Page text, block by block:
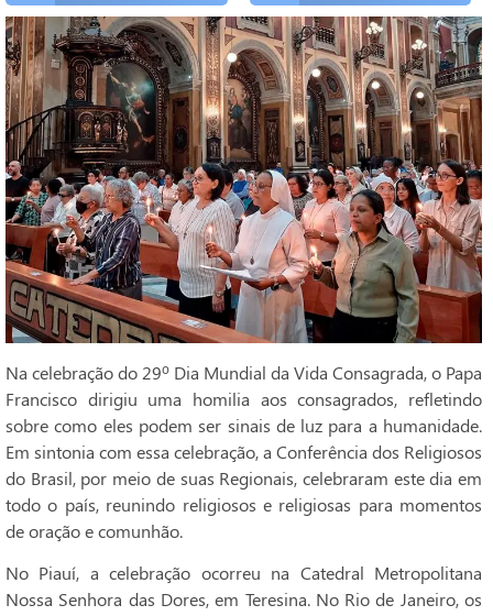
Na celebração do 29º Dia Mundial da Vida Consagrada, o Papa
Francisco dirigiu uma homilia aos consagrados, refletindo
sobre como eles podem ser sinais de luz para a humanidade.
Em sintonia com essa celebração, a Conferência dos Religiosos
do Brasil, por meio de suas Regionais, celebraram este dia em
todo o país, reunindo religiosos e religiosas para momentos
de oração e comunhão.
No Piauí, a celebração ocorreu na Catedral Metropolitana
Nossa Senhora das Dores, em Teresina. No Rio de Janeiro, os